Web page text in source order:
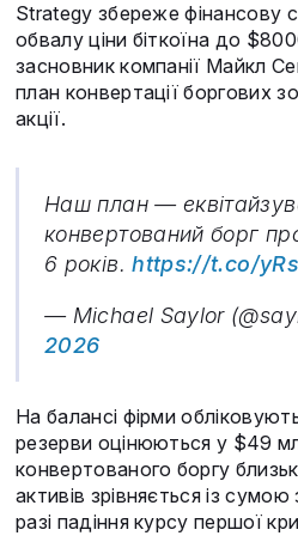
Strategy збереже фінансову
обвалу ціни біткоїна до
засновник компанії Майкл
план конвертації боргових
акції.
Наш план —
конвертований борг
6 років.https://t.co/
— Michael Saylor
2026
На балансі фірми
резерви оцінюються у $49
конвертованого боргу
активів зрівняється із
разі падіння курсу першої